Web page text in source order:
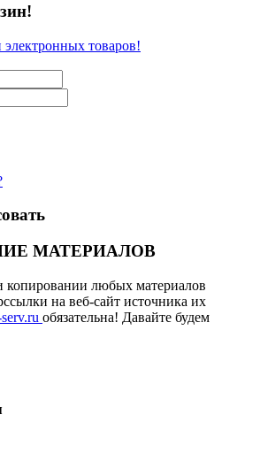
МАТЕРИАЛОВ
копировании любых материалов
на веб-сайт источника их
обязательна! Давайте будем